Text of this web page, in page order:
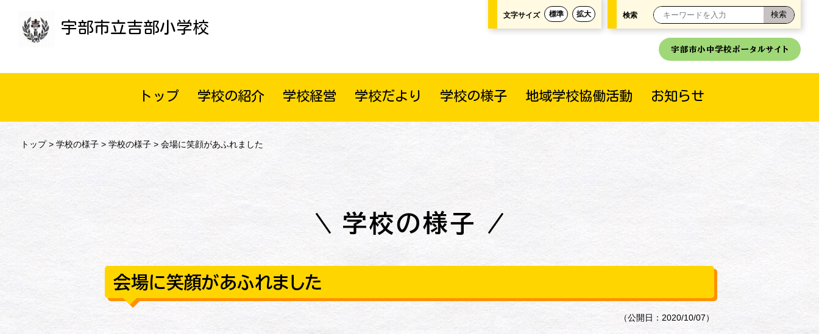
宇部市立吉部小学校
文字サイズ 標準 拡大 検索
宇部市小中学校ポータルサイト
トップ 学校の紹介 学校経営 学校だより 学校の様子 地域学校協働活動 お知らせ
トップ> 学校の様子> 学校の様子> 会場に笑顔があふれました
学校の様子
会場に笑顔があふれました
（公開日：2020/10/07）